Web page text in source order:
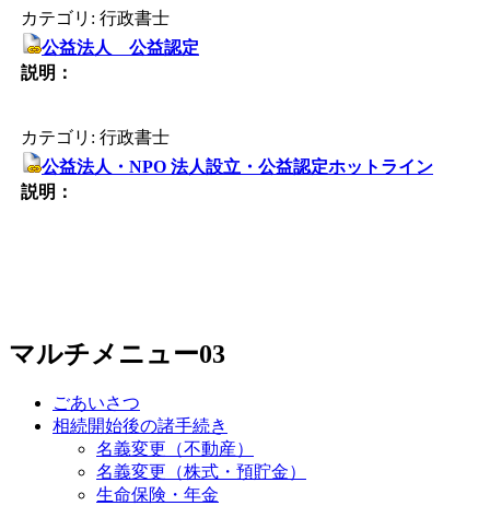
カテゴリ: 行政書士
公益法人 公益認定
説明：
カテゴリ: 行政書士
公益法人・NPO 法人設立・公益認定ホットライン
説明：
マルチメニュー03
ごあいさつ
相続開始後の諸手続き
名義変更（不動産）
名義変更（株式・預貯金）
生命保険・年金